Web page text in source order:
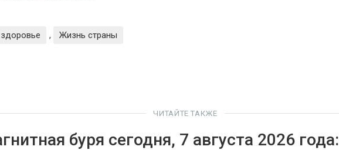
здоровье , Жизнь страны
ЧИТАЙТЕ ТАКЖЕ
буря сегодня, 7 августа 2026 года: